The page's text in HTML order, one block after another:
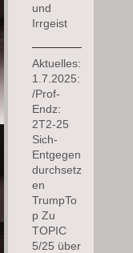
und
Irrgeist
Aktuelles:
1.7.2025:
/Prof-
Endz:
2T2-25
Sich-
Entgegen
durchsetz
en
TrumpTo
p Zu
TOPIC
5/25 über